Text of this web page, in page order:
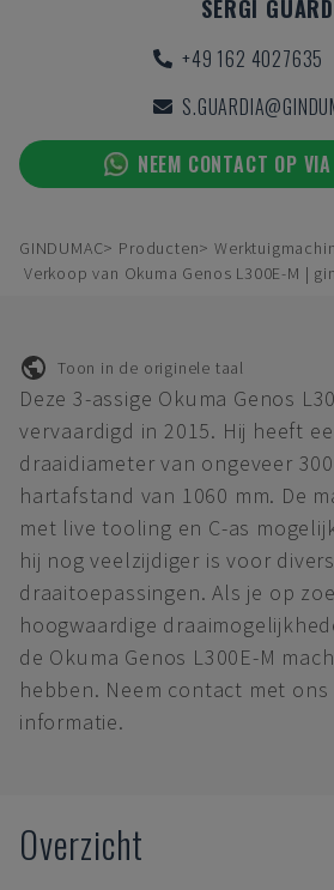
SERGI
+49 162 4027635
NEEM CONTACT OP
GINDUMAC Producten
Verkoop van Okuma Genos L300E-M |
Toon in de originele taal
Deze 3-assige Okuma Genos
vervaardigd in 2015. Hij heeft
draaidiameter van ongeveer
hartafstand van 1060 mm. De
met live tooling en C-as
hij nog veelzijdiger is voor
draaitoepassingen. Als je op
hoogwaardige
de Okuma Genos L300E-M
hebben. Neem contact met
informatie.
Overzicht